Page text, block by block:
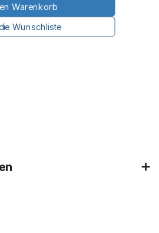
Warenkorb
Wunschliste